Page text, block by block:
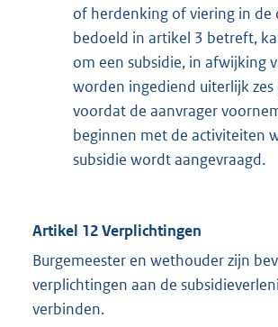
of herdenking of viering in de
bedoeld in artikel 3 betreft,
om een subsidie, in afwijking
worden ingediend uiterlijk zes
voordat de aanvrager
beginnen met de activiteiten
subsidie wordt aangevraagd.
Artikel 12 Verplichtingen
Burgemeester en wethouder zijn
verplichtingen aan de
verbinden.